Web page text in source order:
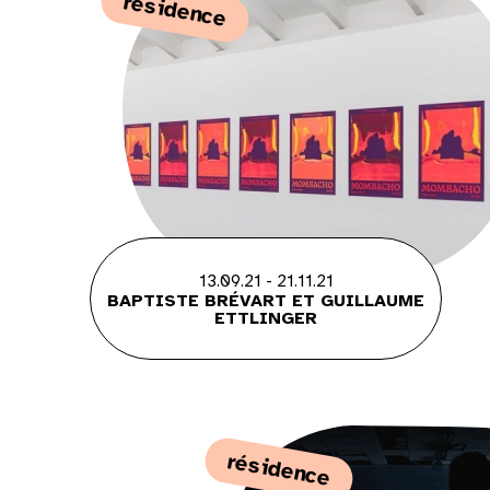
résidence
13.09.21 - 21.11.21
BAPTISTE BRÉVART ET GUILLAUME
ETTLINGER
résidence